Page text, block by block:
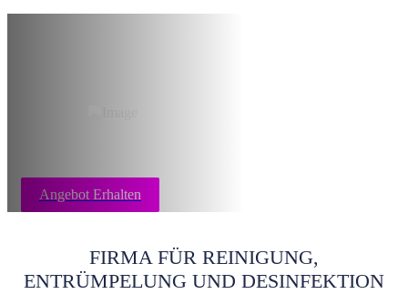
Angebot Erhalten
FIRMA FÜR REINIGUNG,
ENTRÜMPELUNG UND DESINFEKTION